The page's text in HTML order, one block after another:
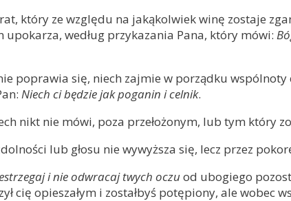
który ze względu na jakąkolwiek winę zostaje
upokarza, według przykazania Pana, który mówi:
poprawia się, niech zajmie w porządku
Niech ci będzie jak poganin i celnik.
nikt nie mówi, poza przełożonym, lub tym który
lub głosu nie wywyższa się, lecz przez
i nie odwracaj twych oczuod ubogiego
cię opieszałym i zostałbyś potępiony, ale wobec